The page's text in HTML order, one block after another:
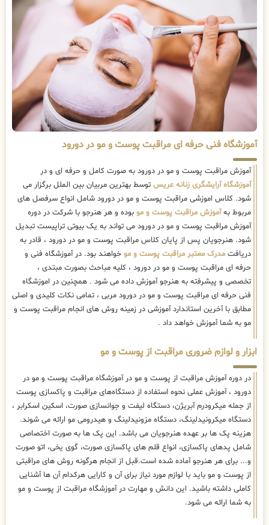
آموزشگاه فنی حرفه ای مراقبت پوست و مو در دورود
آموزش مراقبت پوست و مو در دورود به صورت کامل و حرفه ای و در
آموزشگاه آرایشگری زنانه عریس توسط بهترین مربیان بین الملل برگزار می
شود. کلاس اموزشی مراقبت پوست و مو در دورود شامل انواع سرفصل های
مربوط بهآموزش مراقبت پوست و مو بوده و هر هنرجو با شرکت در دوره
آموزش مراقبت پوست و مو در دورود می تواند به یک بیوتی تراپیست تبدیل
شود. هنرجویان پس از پایان کلاس مراقبت پوست و مو در دورود ، قادر به
دریافت مدرک معتبر مراقبت پوست و مو خواهند بود. در آموزشگاه فنی و
حرفه ای مراقبت پوست و مو در دورود ، کلیه مباحث بصورت مبتدی ،
تخصصی و پیشرفته به هنرجو آموزش داده می شود . همچنین در اموزشگاه
فنی حرفه ای مراقبت پوست و مو در دورود مربی ، تمامی نکات کلیدی و اصلی
مطابق با آخرین استاندارد آموزشی در زمینه روش های انجام مراقبت پوست و
مو به شما آموزش خواهد داد .
ابزار و لوازم ضروری مراقبت از پوست و مو
در دوره آموزش مراقبت از پوست و مو در آموزشگاه مراقبت پوست و مو در
دورود ، آموزش عملی نحوه استفاده از دستگاه‌های مراقبت و پاکسازی پوست
از جمله میکرودرم آبریژن، دستگاه لیفت و جوانسازی صورت، اسکین اسکرابر ،
دستگاه میکرونیدلینگ، دستگاه مزونیدلینگ و هیدرومی مو ارائه می شوند.
هزینه پک ها بر عهده هنرجویان می باشد. این پک ها به صورت اختصاصی
شامل پدهای پاکسازی، انواع قلم های پاکسازی صورت، گوی یخی، اتو صورت
و... برای هر هنرجو آماده شده است.قبل از انجام هرگونه روش های مراقبتی
از پوست و مو باید با لوازم مورد نیاز برای آن و کارایی هرکدام آن ها آشنایی
کاملی داشته باشید. این دانش و مهارت در آموزشگاه مراقبت از پوست و مو
به شما ارائه می شود.